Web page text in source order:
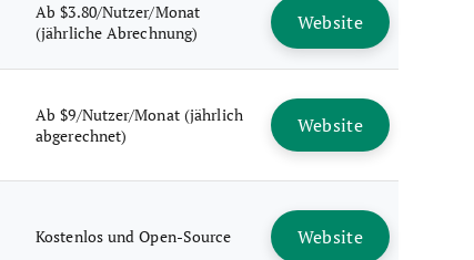
Ab $3.80/Nutzer/Monat
(jährliche Abrechnung)
Website
Ab $9/Nutzer/Monat (jährlich
abgerechnet)
Website
Kostenlos und Open-Source Website